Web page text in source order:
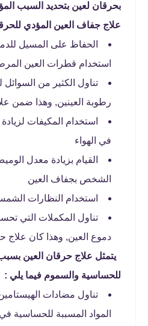
بحرقان لعين بتحديد السبب
علاج جفاف العين المؤدي
الحفاظ على المسيل
استخدام قطرات العين
تناول الكثير من
رطوبة العينين, وهذا ضمن
استخدام المكيفات
في الهواء
القيام بزيادة معدل
الشخص بجفاف العين
استخدام النظارات
تناول المكملات التي
دموع العين, وهذا كان علاج
يتمثل علاج حرقان العين بسبب
للحساسية والسموم فيما يلي :
تناول مضادات
المواد المسببة للحساسية